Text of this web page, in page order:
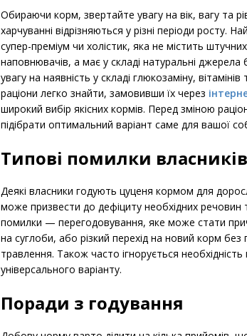
Обираючи корм, звертайте увагу на вік, вагу та
харчуванні відрізняються у різні періоди росту.
супер-преміум чи холістик, яка не містить
наповнювачів, а має у складі натуральні
увагу на наявність у складі глюкозаміну,
раціони легко знайти, замовивши їх через
широкий вибір якісних кормів. Перед зміною
підібрати оптимальний варіант саме для вашої
Типові помилки власників
Деякі власники годують цуценя кормом для
може призвести до дефіциту необхідних речовин
помилки — перегодовування, яке може стати
на суглоби, або різкий перехід на новий корм без
травлення. Також часто ігнорується
універсального варіанту.
Поради з годування